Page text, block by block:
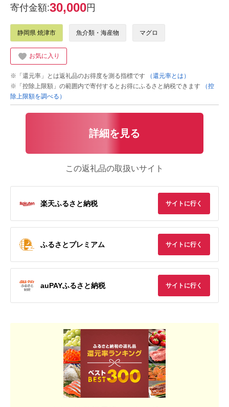
寄付金額:30,000円
静岡県 焼津市 魚介類・海産物 マグロ
お気に入り
※「還元率」とは返礼品のお得度を測る指標です
（還元率とは）
※「控除上限額」の範囲内で寄付するとお得にふるさと納税できます
（控
除上限額を調べる）
詳細を見る
この返礼品の取扱いサイト
楽天ふるさと納税 サイトに行く
ふるさとプレミアム サイトに行く
auPAYふるさと納税 サイトに行く